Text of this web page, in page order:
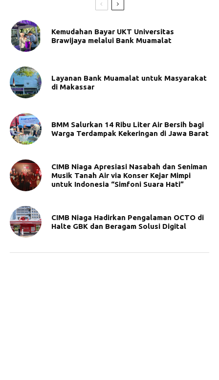
Kemudahan Bayar UKT Universitas
Brawijaya melalui Bank Muamalat
Layanan Bank Muamalat untuk Masyarakat
di Makassar
BMM Salurkan 14 Ribu Liter Air Bersih bagi
Warga Terdampak Kekeringan di Jawa Barat
CIMB Niaga Apresiasi Nasabah dan Seniman
Musik Tanah Air via Konser Kejar Mimpi
untuk Indonesia “Simfoni Suara Hati”
CIMB Niaga Hadirkan Pengalaman OCTO di
Halte GBK dan Beragam Solusi Digital